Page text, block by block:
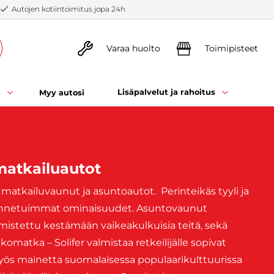
Autojen kotiintoimitus jopa 24h
Varaa huolto Toimipisteet
Myy autosi Lisäpalvelut ja rahoitus
ja asuntoautot. Perinteikäs tyyli ja
ominaisuudet. Asuntovaunut
kestämään vaikeakulkuisia teitä, sekä
– Solifer valmistaa retkeilijälle sopivat
mainetta suomalaisessa populaarikulttuurissa